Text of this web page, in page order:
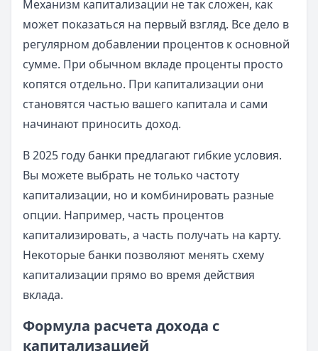
Механизм капитализации не так сложен, как
может показаться на первый взгляд. Все дело в
регулярном добавлении процентов к основной
сумме. При обычном вкладе проценты просто
копятся отдельно. При капитализации они
становятся частью вашего капитала и сами
начинают приносить доход.
В 2025 году банки предлагают гибкие условия.
Вы можете выбрать не только частоту
капитализации, но и комбинировать разные
опции. Например, часть процентов
капитализировать, а часть получать на карту.
Некоторые банки позволяют менять схему
капитализации прямо во время действия
вклада.
Формула расчета дохода с
капитализацией